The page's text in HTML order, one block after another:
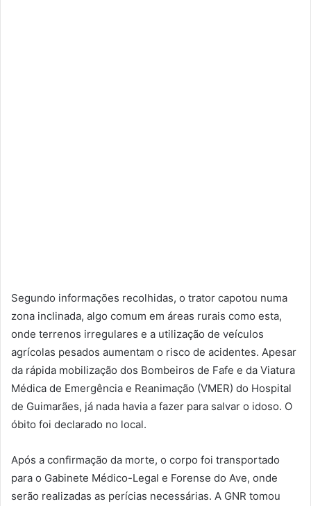
Segundo informações recolhidas, o trator capotou numa
zona inclinada, algo comum em áreas rurais como esta,
onde terrenos irregulares e a utilização de veículos
agrícolas pesados aumentam o risco de acidentes. Apesar
da rápida mobilização dos Bombeiros de Fafe e da Viatura
Médica de Emergência e Reanimação (VMER) do Hospital
de Guimarães, já nada havia a fazer para salvar o idoso. O
óbito foi declarado no local.
Após a confirmação da morte, o corpo foi transportado
para o Gabinete Médico-Legal e Forense do Ave, onde
serão realizadas as perícias necessárias. A GNR tomou